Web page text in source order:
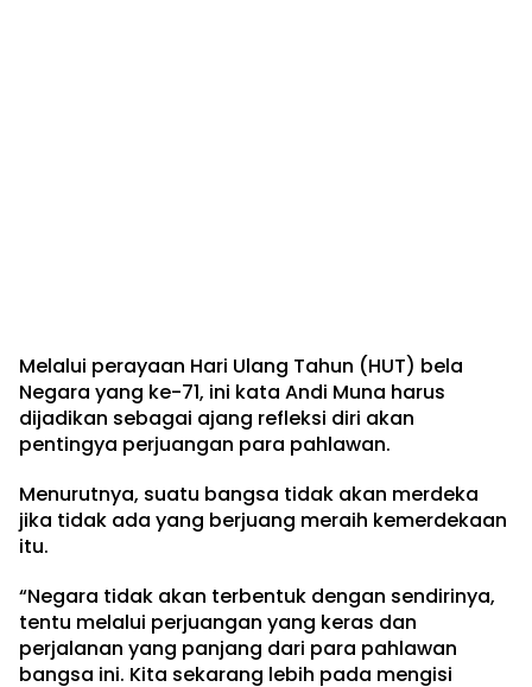
Melalui perayaan Hari Ulang Tahun (HUT) bela
Negara yang ke-71, ini kata Andi Muna harus
dijadikan sebagai ajang refleksi diri akan
pentingya perjuangan para pahlawan.
Menurutnya, suatu bangsa tidak akan merdeka
jika tidak ada yang berjuang meraih kemerdekaan
itu.
“Negara tidak akan terbentuk dengan sendirinya,
tentu melalui perjuangan yang keras dan
perjalanan yang panjang dari para pahlawan
bangsa ini. Kita sekarang lebih pada mengisi